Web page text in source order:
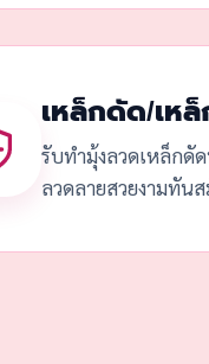
เหล็กดัด/เห
รับทำมุ้งลวดเหล็กดั
ลวดลายสวยงามทัน